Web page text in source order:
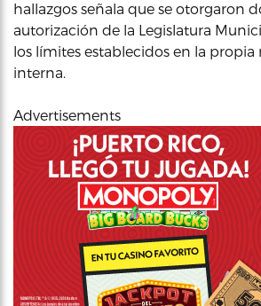
hallazgos señala que se otorgaron
autorización de la Legislatura
los límites establecidos en la
interna.
Advertisements